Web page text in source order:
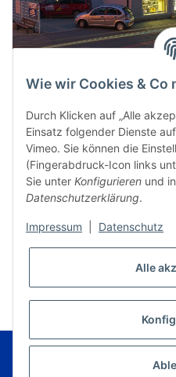
Wie wir Cookies & Co
Durch Klicken auf „Alle
Einsatz folgender Dienste
Vimeo. Sie können die
(Fingerabdruck-Icon links
Sie unter Konfigurieren und
Datenschutzerklärung.
Impressum Datenschutz
Alle
* Alle Preise inkl.
VERTRAG
© Music Service Geiger
JTL-Shop|